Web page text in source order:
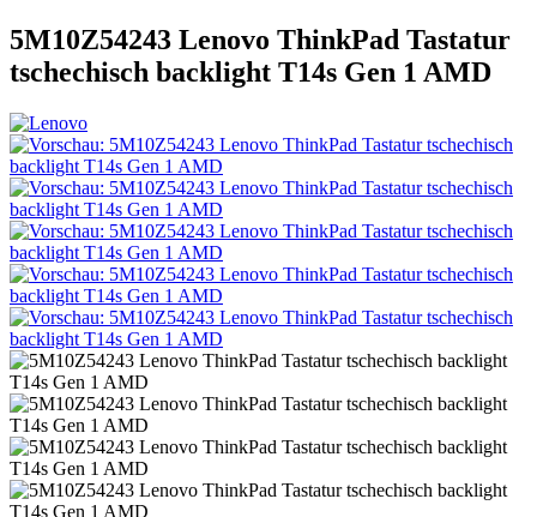
5M10Z54243 Lenovo ThinkPad Tastatur
tschechisch backlight T14s Gen 1 AMD